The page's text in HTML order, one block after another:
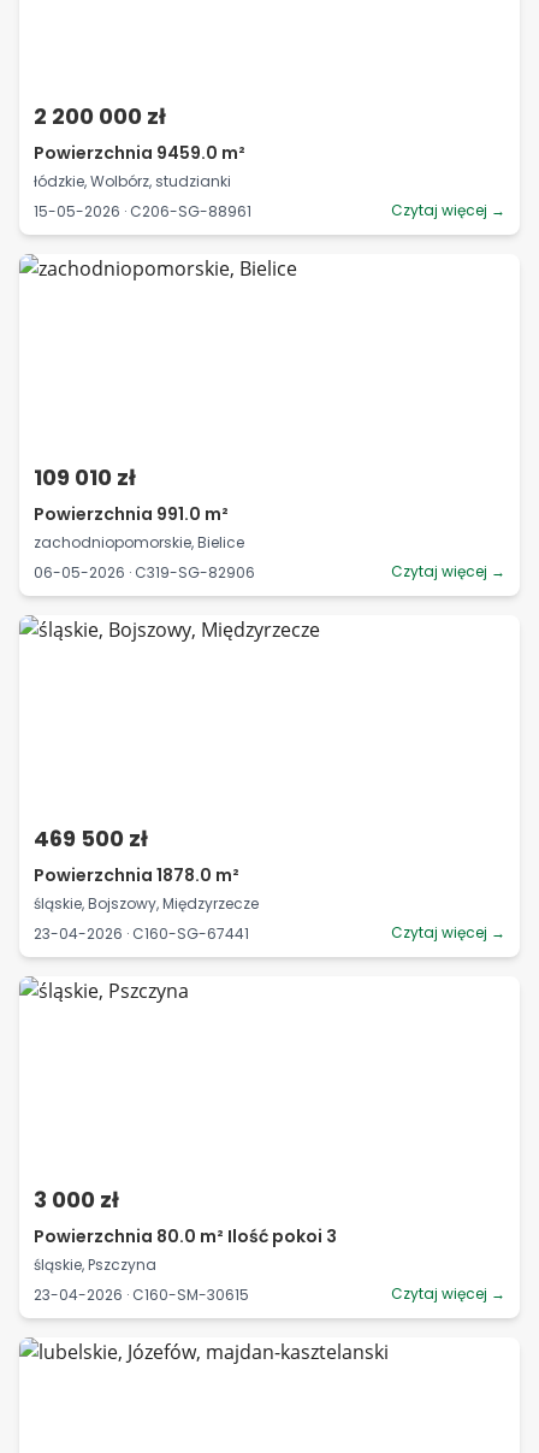
2 200 000 zł
Powierzchnia 9459.0 m²
łódzkie, Wolbórz, studzianki
15-05-2026 · C206-SG-88961
Czytaj więcej →
109 010 zł
Powierzchnia 991.0 m²
zachodniopomorskie, Bielice
06-05-2026 · C319-SG-82906
Czytaj więcej →
469 500 zł
Powierzchnia 1878.0 m²
śląskie, Bojszowy, Międzyrzecze
23-04-2026 · C160-SG-67441
Czytaj więcej →
3 000 zł
Powierzchnia 80.0 m² Ilość pokoi 3
śląskie, Pszczyna
23-04-2026 · C160-SM-30615
Czytaj więcej →